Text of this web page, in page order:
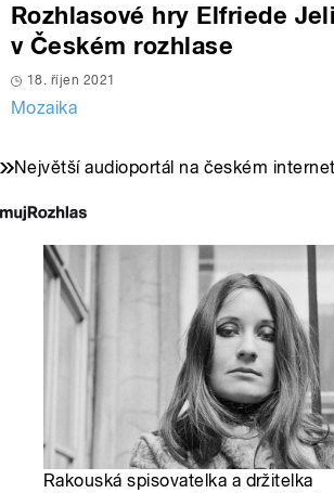
Rozhlasové hry Elfriede
v Českém rozhlase
18. říjen 2021
Mozaika
Největší audioportál na českém
Rakouská spisovatelka a držitelka